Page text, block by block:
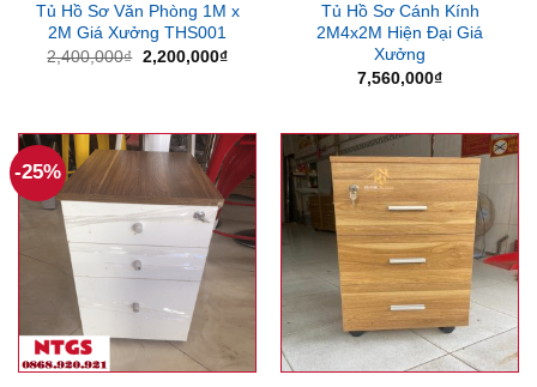
Tủ Hồ Sơ Văn Phòng 1M x
2M Giá Xưởng THS001
2,400,000₫ Giá
2,200,000₫Giá
Tủ Hồ Sơ Cánh Kính
2M4x2M Hiện Đại Giá
Xưởng
7,560,000₫
-25%